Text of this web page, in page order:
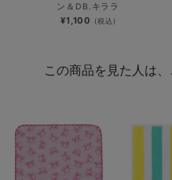
ン＆DB.キララ
¥1,100 (税込)
この商品を見た人は